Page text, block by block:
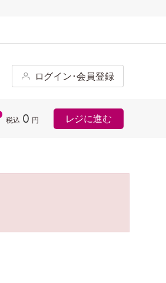
ログイン･会員登録
税込 0 円 レジに進む